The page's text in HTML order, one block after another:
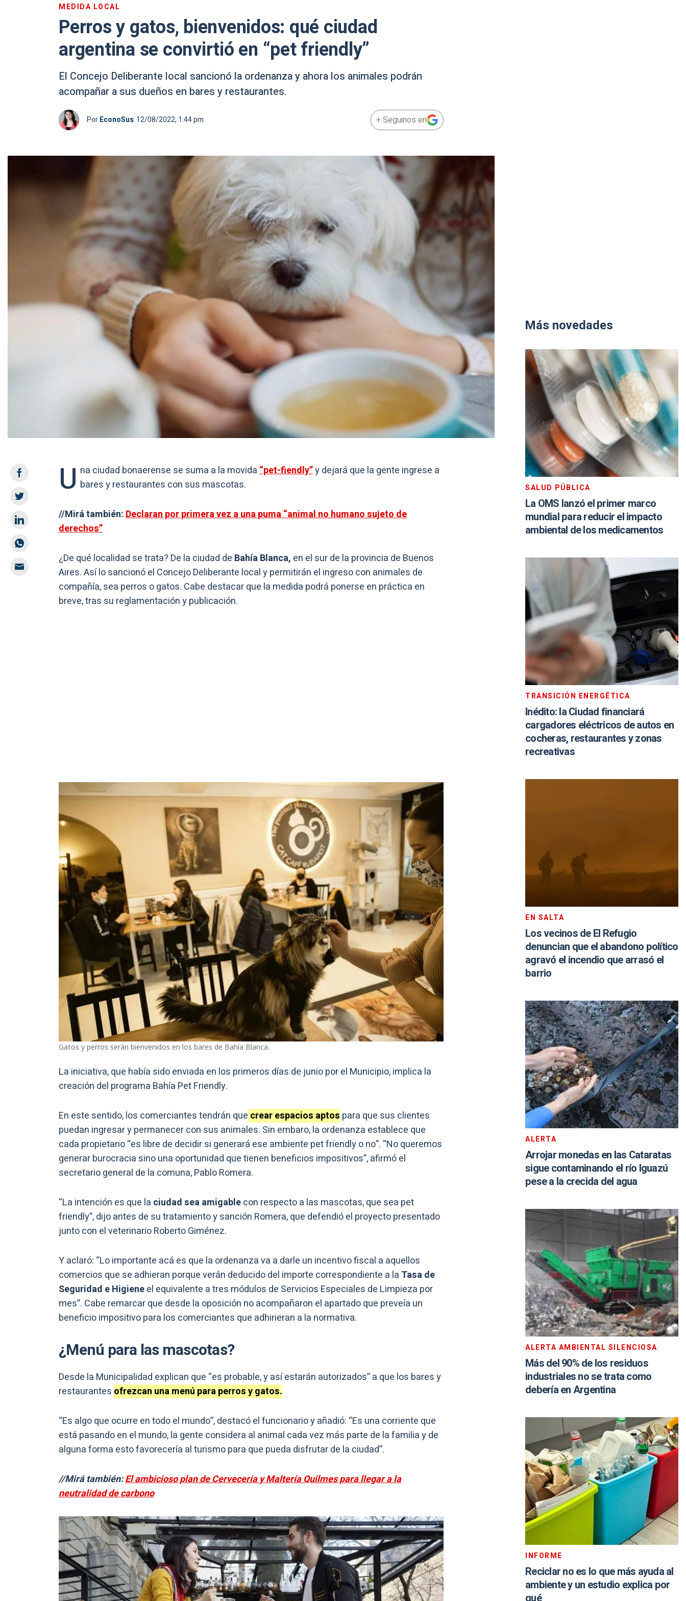
MEDIDA LOCAL
Perros y gatos, bienvenidos: qué ciudad
argentina se convirtió en “pet friendly”
El Concejo Deliberante local sancionó la ordenanza y ahora los animales podrán
acompañar a sus dueños en bares y restaurantes.
PorEconoSus 12/08/2022, 1:44 pm + Seguinos en
U na ciudad bonaerense se suma a la movida“pet-fiendly”y dejará que la gente ingrese a
bares y restaurantes con sus mascotas.
//Mirá también:Declaran por primera vez a una puma “animal no humano sujeto de
derechos”
¿De qué localidad se trata? De la ciudad de Bahía Blanca, en el sur de la provincia de Buenos
Aires. Así lo sancionó el Concejo Deliberante local y permitirán el ingreso con animales de
compañía, sea perros o gatos. Cabe destacar que la medida podrá ponerse en práctica en
breve, tras su reglamentación y publicación.
Gatos y perros serán bienvenidos en los bares de Bahía Blanca.
La iniciativa, que había sido enviada en los primeros días de junio por el Municipio, implica la
creación del programa Bahía Pet Friendly.
En este sentido, los comerciantes tendrán que crear espacios aptos para que sus clientes
puedan ingresar y permanecer con sus animales. Sin embaro, la ordenanza establece que
cada propietario “es libre de decidir si generará ese ambiente pet friendly o no”. “No queremos
generar burocracia sino una oportunidad que tienen beneficios impositivos”, afirmó el
secretario general de la comuna, Pablo Romera.
“La intención es que la ciudad sea amigablecon respecto a las mascotas, que sea pet
friendly”, dijo antes de su tratamiento y sanción Romera, que defendió el proyecto presentado
junto con el veterinario Roberto Giménez.
Y aclaró: “Lo importante acá es que la ordenanza va a darle un incentivo fiscal a aquellos
comercios que se adhieran porque verán deducido del importe correspondiente a la Tasa de
Seguridad e Higieneel equivalente a tres módulos de Servicios Especiales de Limpieza por
mes”. Cabe remarcar que desde la oposición no acompañaron el apartado que preveía un
beneficio impositivo para los comerciantes que adhirieran a la normativa.
¿Menú para las mascotas?
Desde la Municipalidad explican que “es probable, y así estarán autorizados” a que los bares y
restaurantes ofrezcan una menú para perros y gatos.
“Es algo que ocurre en todo el mundo”, destacó el funcionario y añadió: “Es una corriente que
está pasando en el mundo, la gente considera al animal cada vez más parte de la familia y de
alguna forma esto favorecería al turismo para que pueda disfrutar de la ciudad”.
//Mirá también:El ambicioso plan de Cervecería y Maltería Quilmes para llegar a la
neutralidad de carbono
Más novedades
SALUD PÚBLICA
La OMS lanzó el primer marco
mundial para reducir el impacto
ambiental de los medicamentos
TRANSICIÓN ENERGÉTICA
Inédito: la Ciudad financiará
cargadores eléctricos de autos en
cocheras, restaurantes y zonas
recreativas
EN SALTA
Los vecinos de El Refugio
denuncian que el abandono político
agravó el incendio que arrasó el
barrio
ALERTA
Arrojar monedas en las Cataratas
sigue contaminando el río Iguazú
pese a la crecida del agua
ALERTA AMBIENTAL SILENCIOSA
Más del 90% de los residuos
industriales no se trata como
debería en Argentina
INFORME
Reciclar no es lo que más ayuda al
ambiente y un estudio explica por